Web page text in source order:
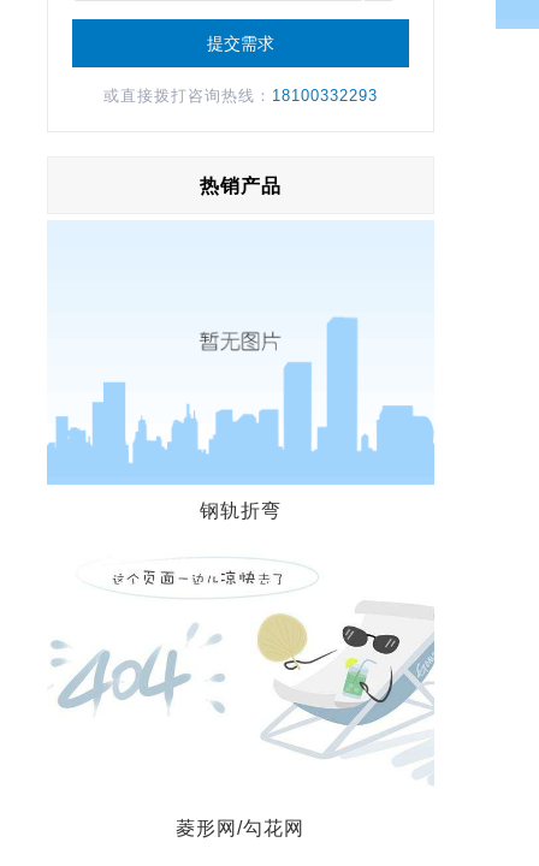
或直接拨打咨询热线： 18100332293
热销产品
钢轨折弯
菱形网/勾花网